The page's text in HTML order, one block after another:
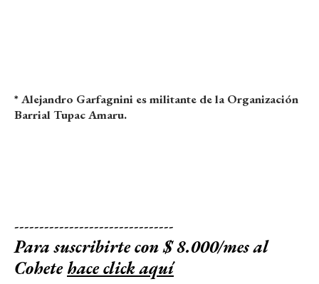
* Alejandro Garfagnini es militante de la Organización
Barrial Tupac Amaru.
--------------------------------
Para suscribirte con $ 8.000/mes al
Cohetehace click aquí